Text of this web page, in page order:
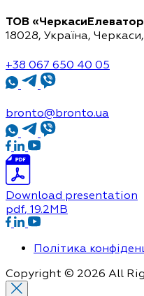
ТОВ
18028, Україна, Черкаси,
+38 067 650 40 05
bronto@bronto.ua
Download presentation
pdf, 19.2MB
Політика
Copyright © 2026 All